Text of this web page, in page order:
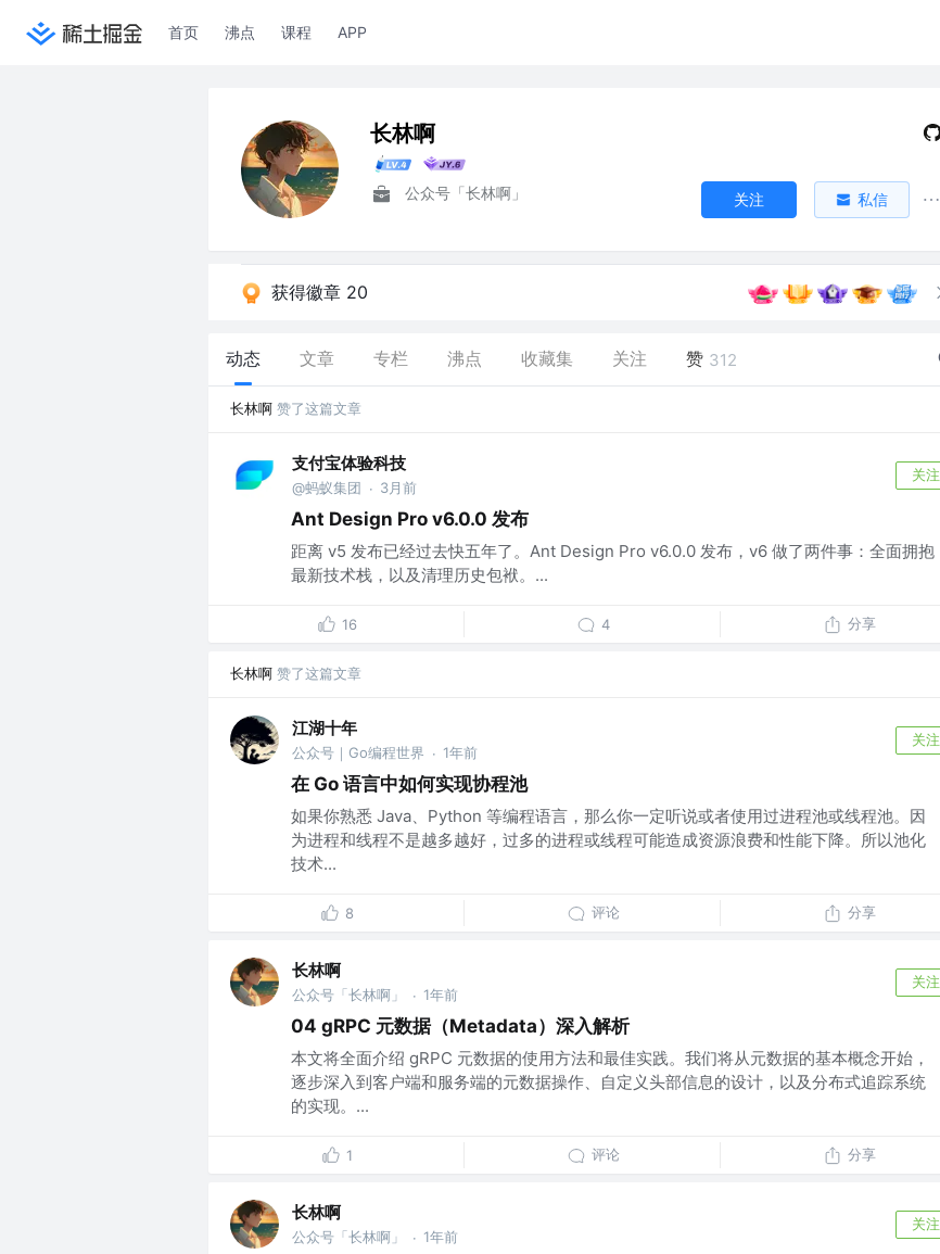
首页 沸点 课程 APP
长林啊
公众号「长林啊」 关注 私信
获得徽章 20
动态 文章 专栏 沸点 收藏集 关注 赞 312
长林啊 赞了这篇文章
支付宝体验科技
@蚂蚁集团 · 3月前
关注
Ant Design Pro v6.0.0 发布
距离 v5 发布已经过去快五年了。Ant Design Pro v6.0.0 发布，v6 做了两件事：全面拥抱
最新技术栈，以及清理历史包袱。...
16 4 分享
长林啊 赞了这篇文章
江湖十年
公众号｜Go编程世界 · 1年前
关注
在 Go 语言中如何实现协程池
如果你熟悉 Java、Python 等编程语言，那么你一定听说或者使用过进程池或线程池。因
为进程和线程不是越多越好，过多的进程或线程可能造成资源浪费和性能下降。所以池化
技术...
8 评论 分享
长林啊
公众号「长林啊」 · 1年前
关注
04 gRPC 元数据（Metadata）深入解析
本文将全面介绍 gRPC 元数据的使用方法和最佳实践。我们将从元数据的基本概念开始，
逐步深入到客户端和服务端的元数据操作、自定义头部信息的设计，以及分布式追踪系统
的实现。...
1 评论 分享
长林啊
公众号「长林啊」 · 1年前
关注